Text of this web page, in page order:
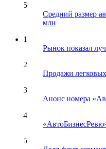
5
Средний размер
млн
1
Рынок показал
2
Продажи
3
Анонс номера
4
5